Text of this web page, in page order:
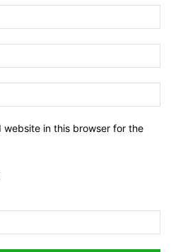
website in this browser for the